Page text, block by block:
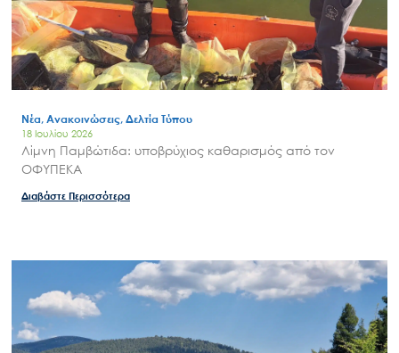
Έργα
Εισιτήρια
Επικοινωνία
Νέα, Ανακοινώσεις, Δελτία Τύπου
18 Ιουλίου 2026
Λίμνη Παμβώτιδα: υποβρύχιος καθαρισμός από τον
ΟΦΥΠΕΚΑ
Διαβάστε Περισσότερα